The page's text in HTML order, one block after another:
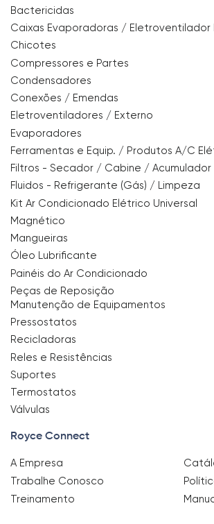
Bactericidas
Caixas Evaporadoras / Eletroventilador
Chicotes
Compressores e Partes
Condensadores
Conexões / Emendas
Eletroventiladores / Externo
Evaporadores
Ferramentas e Equip. / Produtos A/C
Filtros - Secador / Cabine / Acumulador
Fluidos - Refrigerante (Gás) / Limpeza
Kit Ar Condicionado Elétrico Universal
Magnético
Mangueiras
Óleo Lubrificante
Painéis do Ar Condicionado
Peças de Reposição
Manutenção de Equipamentos
Pressostatos
Recicladoras
Reles e Resistências
Suportes
Termostatos
Válvulas
Royce Connect
A Empresa
Trabalhe Conosco
Treinamento